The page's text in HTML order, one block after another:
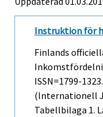
Instruktion för
Finlands
ISSN=1799-1323.
(internationell
Tabellbilaga 1.